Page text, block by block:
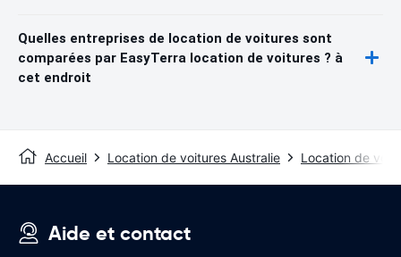
Quelles entreprises de location de voitures sont
comparées par EasyTerra location de voitures ? à
cet endroit
Accueil Location de voitures Australie Location de
Aide et contact